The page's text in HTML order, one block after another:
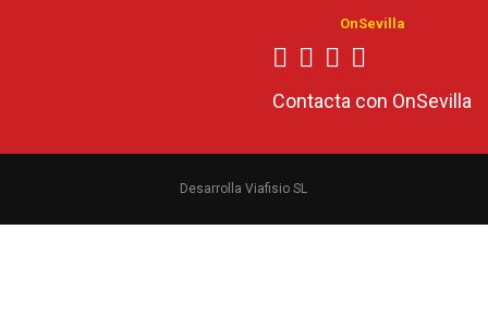
OnSevilla
Contacta con OnSevilla
Desarrolla Viafisio SL